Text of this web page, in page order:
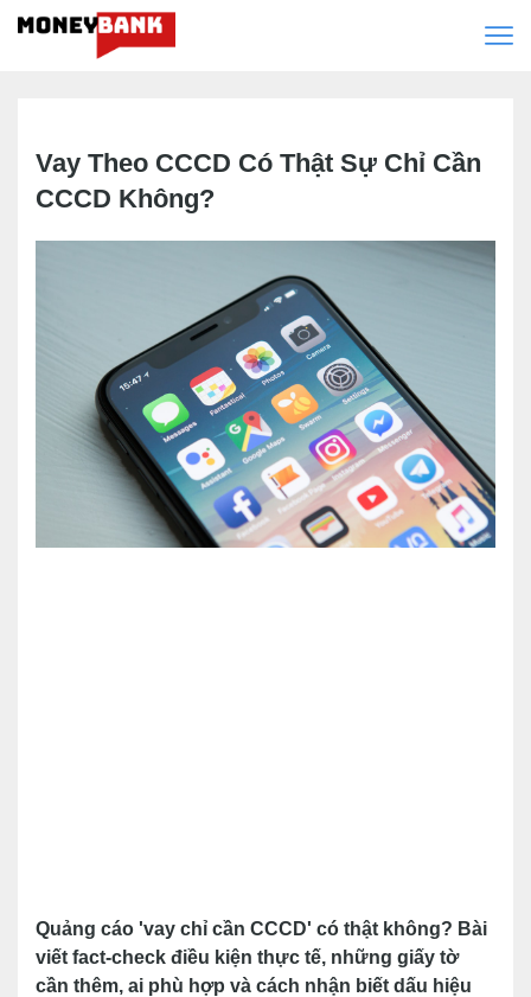
Vay Theo CCCD Có Thật Sự Chỉ Cần
CCCD Không?
Quảng cáo 'vay chỉ cần CCCD' có thật không? Bài
viết fact-check điều kiện thực tế, những giấy tờ
cần thêm, ai phù hợp và cách nhận biết dấu hiệu